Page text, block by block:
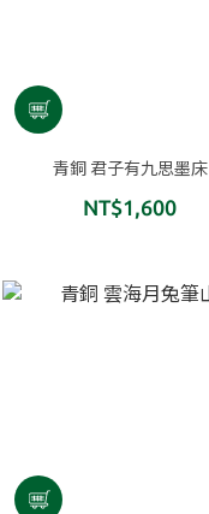
青銅 君子有九思墨床
NT$1,600